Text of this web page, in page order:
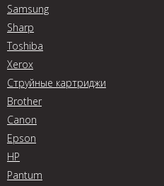
Samsung
Sharp
Toshiba
Xerox
Струйные картриджи
Brother
Canon
Epson
HP
Pantum